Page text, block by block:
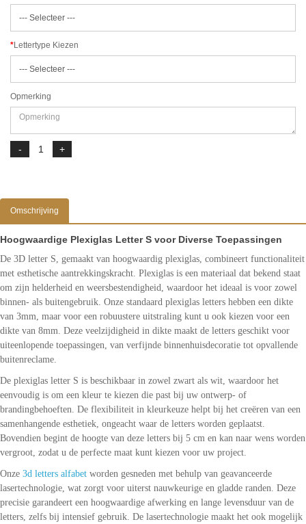
Lettertype Kiezen
Opmerking
Omschrijving
Hoogwaardige Plexiglas Letter S voor Diverse Toepassingen
De 3D letter S, gemaakt van hoogwaardig plexiglas, combineert functionaliteit
met esthetische aantrekkingskracht. Plexiglas is een materiaal dat bekend staat
om zijn helderheid en weersbestendigheid, waardoor het ideaal is voor zowel
binnen- als buitengebruik. Onze standaard plexiglas letters hebben een dikte
van 3mm, maar voor een robuustere uitstraling kunt u ook kiezen voor een
dikte van 8mm. Deze veelzijdigheid in dikte maakt de letters geschikt voor
uiteenlopende toepassingen, van verfijnde binnenhuisdecoratie tot opvallende
buitenreclame.
De plexiglas letter S is beschikbaar in zowel zwart als wit, waardoor het
eenvoudig is om een kleur te kiezen die past bij uw ontwerp- of
brandingbehoeften. De flexibiliteit in kleurkeuze helpt bij het creëren van een
samenhangende esthetiek, ongeacht waar de letters worden geplaatst.
Bovendien begint de hoogte van deze letters bij 5 cm en kan naar wens worden
vergroot, zodat u de perfecte maat kunt kiezen voor uw project.
Onze 3d letters alfabet worden gesneden met behulp van geavanceerde
lasertechnologie, wat zorgt voor uiterst nauwkeurige en gladde randen. Deze
precisie garandeert een hoogwaardige afwerking en lange levensduur van de
letters, zelfs bij intensief gebruik. De lasertechnologie maakt het ook mogelijk